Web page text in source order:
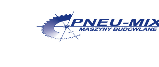
Przejdź
do
nawigacji
Przejdź
do
treści